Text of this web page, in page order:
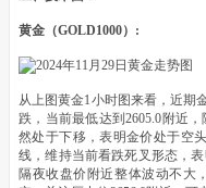
黄金（GOLD1000）:
从上图黄金1小时图来看，近期
跌，当前最低达到2605.0附近
然处于下移，表明金价处于空
线，维持当前看跌死叉形态，
隔夜收盘价附近整体波动不大